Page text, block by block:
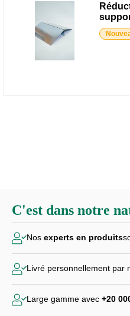
C'est dans notre
Nos experts en produits
Livré personnellement par
Large gamme avec +20